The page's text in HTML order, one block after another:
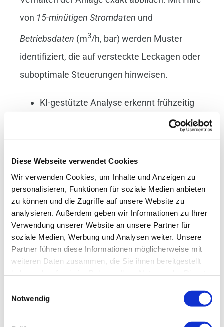
Diese Webseite verwendet Cookies
Wir verwenden Cookies, um Inhalte und Anzeigen zu
personalisieren, Funktionen für soziale Medien anbieten
zu können und die Zugriffe auf unsere Website zu
analysieren. Außerdem geben wir Informationen zu Ihrer
Verwendung unserer Website an unsere Partner für
soziale Medien, Werbung und Analysen weiter. Unsere
Partner führen diese Informationen möglicherweise mit
weiteren Daten zusammen, die Sie ihnen bereitgestellt
der Datenschutzerklärung widerrufen.
Notwendig
von 15-minütigen Stromdaten und
Betriebsdaten (m3/h, bar) werden Muster
identifiziert, die auf versteckte Leckagen oder
suboptimale Steuerungen hinweisen.
KI-gestützte Analyse erkennt frühzeitig
Maßnahmen zur Optimierung.
Testläufe verschiedener
Steuerungsprogramme lassen sich
digital simulieren, um die effizienteste
Regelstrategie zu finden.
Durch die Integration inIndustrie 4.0-
Systeme können Optimierungen
automatisiert und dokumentiert werden.
Ethernet ermöglichen eine nahtlose